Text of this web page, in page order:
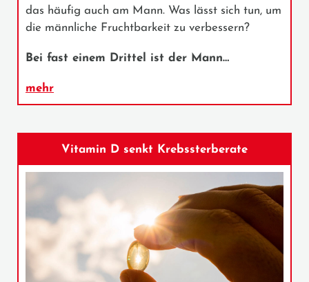
das häufig auch am Mann. Was lässt sich tun, um
die männliche Fruchtbarkeit zu verbessern?
Bei fast einem Drittel ist der Mann…
mehr
Vitamin D senkt Krebssterberate